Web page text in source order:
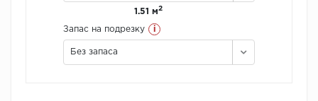
1.51 м2
Запас на подрезку i
Без запаса